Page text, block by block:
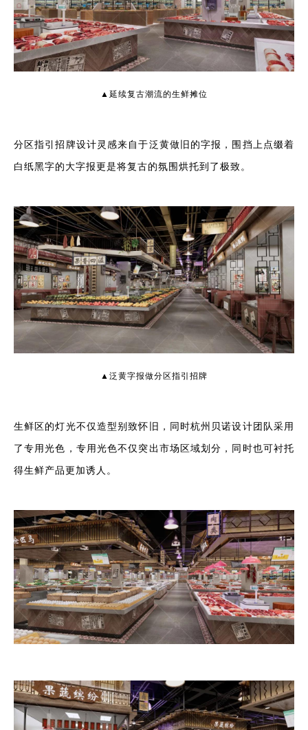
▲延续复古潮流的生鲜摊位
分区指引招牌设计灵感来自于泛黄做旧的字报，围挡上点缀着
白纸黑字的大字报更是将复古的氛围烘托到了极致。
▲泛黄字报做分区指引招牌
生鲜区的灯光不仅造型别致怀旧，同时杭州贝诺设计团队采用
了专用光色，专用光色不仅突出市场区域划分，同时也可衬托
得生鲜产品更加诱人。